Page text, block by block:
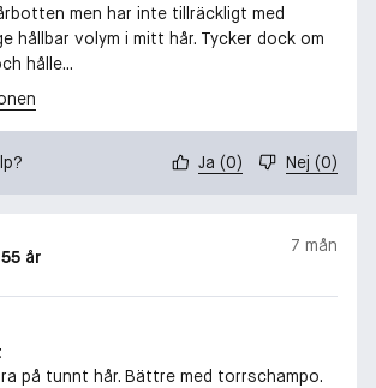
men har inte tillräckligt med
hållbar volym i mitt hår. Tycker dock om
hålle...
Ja (0) Nej (0)
år
7 mån
på tunnt hår. Bättre med torrschampo.